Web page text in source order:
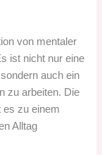
von mentaler
ist nicht nur eine
auch ein
zu arbeiten. Die
zu einem
Alltag